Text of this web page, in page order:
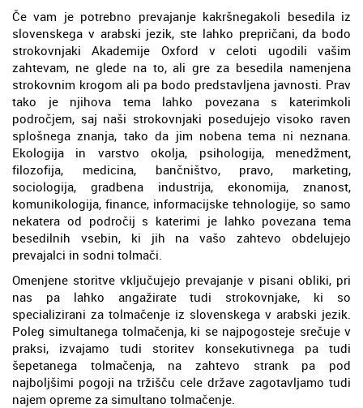
Če vam je potrebno prevajanje kakršnegakoli besedila iz
slovenskega v arabski jezik, ste lahko prepričani, da bodo
strokovnjaki Akademije Oxford v celoti ugodili vašim
zahtevam, ne glede na to, ali gre za besedila namenjena
strokovnim krogom ali pa bodo predstavljena javnosti. Prav
tako je njihova tema lahko povezana s katerimkoli
področjem, saj naši strokovnjaki posedujejo visoko raven
splošnega znanja, tako da jim nobena tema ni neznana.
Ekologija in varstvo okolja, psihologija, menedžment,
filozofija, medicina, bančništvo, pravo, marketing,
sociologija, gradbena industrija, ekonomija, znanost,
komunikologija, finance, informacijske tehnologije, so samo
nekatera od področij s katerimi je lahko povezana tema
besedilnih vsebin, ki jih na vašo zahtevo obdelujejo
prevajalci in sodni tolmači.
Omenjene storitve vključujejo prevajanje v pisani obliki, pri
nas pa lahko angažirate tudi strokovnjake, ki so
specializirani za tolmačenje iz slovenskega v arabski jezik.
Poleg simultanega tolmačenja, ki se najpogosteje srečuje v
praksi, izvajamo tudi storitev konsekutivnega pa tudi
šepetanega tolmačenja, na zahtevo strank pa pod
najboljšimi pogoji na tržišču cele države zagotavljamo tudi
najem opreme za simultano tolmačenje.